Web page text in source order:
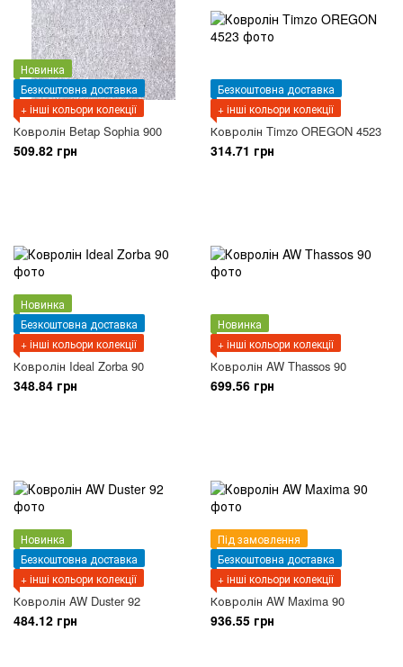
Новинка
Безкоштовна доставка
+ інші кольори колекції
Ковролін Betap Sophia 900
509.82 грн
Безкоштовна доставка
+ інші кольори колекції
Ковролін Timzo OREGON 4523
314.71 грн
Новинка
Безкоштовна доставка
+ інші кольори колекції
Ковролін Ideal Zorba 90
348.84 грн
Новинка
+ інші кольори колекції
Ковролін AW Thassos 90
699.56 грн
Новинка
Безкоштовна доставка
+ інші кольори колекції
Ковролін AW Duster 92
484.12 грн
Під замовлення
Безкоштовна доставка
+ інші кольори колекції
Ковролін AW Maxima 90
936.55 грн